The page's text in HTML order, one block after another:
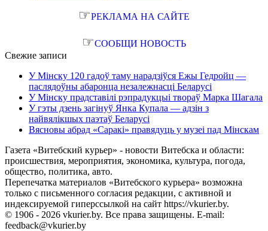
☞РЕКЛАМА НА САЙТЕ
☞СООБЩИ НОВОСТЬ
Свежие записи
У Мінску 120 гадоў таму нарадзіўся Ежы Гедройц —
паслядоўны абаронца незалежнасці Беларусі
У Мінску прадставілі рэпрадукцыі твораў Марка Шагала
У гэты дзень загінуў Янка Купала — адзін з
найвялікшых паэтаў Беларусі
Вясновы абрад «Саракі» правядуць у музеі пад Мінскам
Газета «Витебский курьер» - новости Витебска и области:
происшествия, мероприятия, экономика, культура, погода,
общество, политика, авто.
Перепечатка материалов «Витебского курьера» возможна
только с письменного согласия редакции, с активной и
индексируемой гиперссылкой на сайт https://vkurier.by.
© 1906 - 2026 vkurier.by. Все права защищены. E-mail:
feedback@vkurier.by